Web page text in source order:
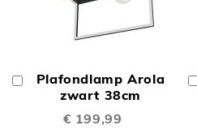
Plafondlamp Arola
zwart 38cm
€ 199,99
Winkelwagen